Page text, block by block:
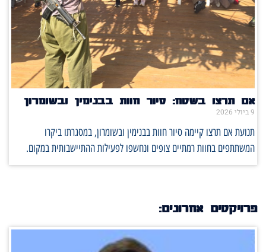
אם תרצו בשטח: סיור חוות בבנימין ובשומרון
9 ביולי 2026
תנועת אם תרצו קיימה סיור חוות בבנימין ובשומרון, במסגרתו ביקרו
המשתתפים בחוות רמתיים צופים ונחשפו לפעילות ההתיישבותית במקום.
פרויקטים אחרונים: